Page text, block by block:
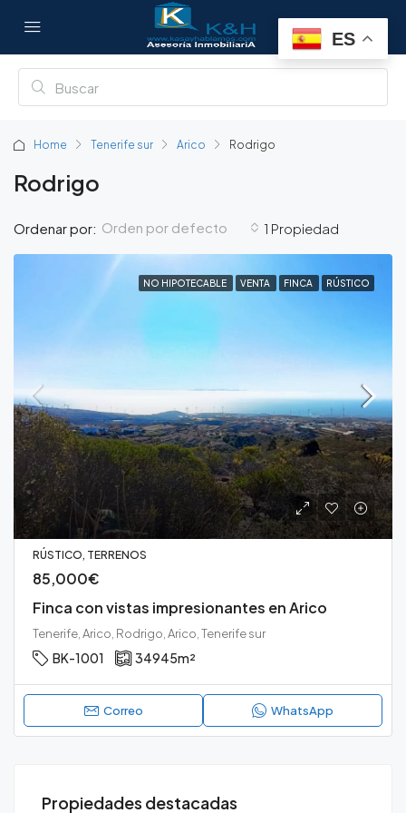
Home Tenerife sur Arico Rodrigo
Rodrigo
1 Propiedad
Ordenar por: Orden por defecto
NO HIPOTECABLE VENTA FINCA RÚSTICO
RÚSTICO, TERRENOS
85,000€
Finca con vistas impresionantes en Arico
Tenerife, Arico, Rodrigo, Arico, Tenerife sur
BK-1001 34945m²
Correo WhatsApp
Propiedades destacadas
ES